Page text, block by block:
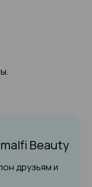
Beauty
друзьям и